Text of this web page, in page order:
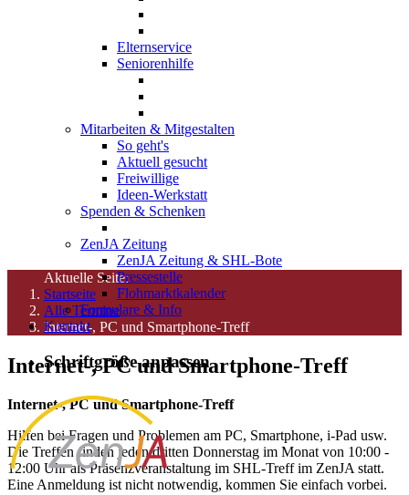
Elternservice
Seniorenhilfe
Mitarbeiten & Mitgestalten
So geht's
Aktuell gesucht
Freiwillige
Ideen-Werkstatt
Spenden & Schenken
ZenJA Zeitung
ZenJA Zeitung & SHL-Bote
Pressestelle
Flohmarktkalender
Formulare & Info
Kontakt
Schriftgröße anpassen
Aktuelle Seite:
Startseite
Alle Termine
Internet-, PC und Smartphone-Treff
Internet-, PC und Smartphone-Treff
Internet-, PC und Smartphone-Treff
Hilfen bei Fragen und Problemen am PC, Smartphone, i-Pad usw.
Die Treffen finden jeden dritten Donnerstag im Monat von 10:00 -
12:00 Uhr als Präsenzveranstaltung im SHL-Treff im ZenJA statt.
Eine Anmeldung ist nicht notwendig, kommen Sie einfach vorbei.